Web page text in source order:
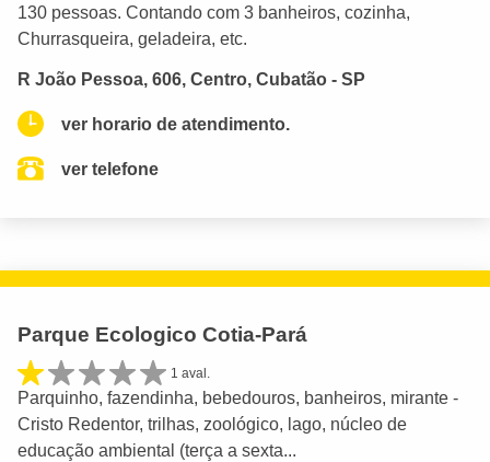
130 pessoas. Contando com 3 banheiros, cozinha,
Churrasqueira, geladeira, etc.
R João Pessoa, 606, Centro, Cubatão - SP
ver horario de atendimento.
ver telefone
Parque Ecologico Cotia-Pará
1 aval.
Parquinho, fazendinha, bebedouros, banheiros, mirante -
Cristo Redentor, trilhas, zoológico, lago, núcleo de
educação ambiental (terça a sexta...